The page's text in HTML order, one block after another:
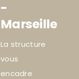
-
Marseille
La structure
vous
encadre